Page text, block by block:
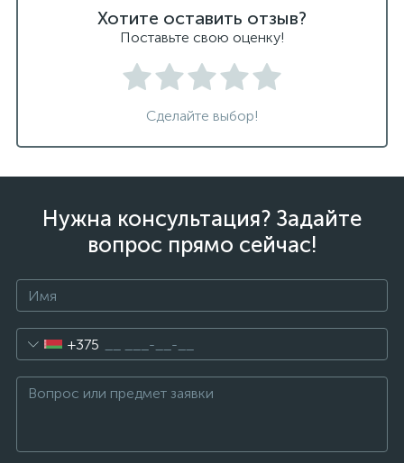
Хотите оставить отзыв?
Поставьте свою оценку!
Сделайте выбор!
Нужна консультация? Задайте
вопрос прямо сейчас!
+375